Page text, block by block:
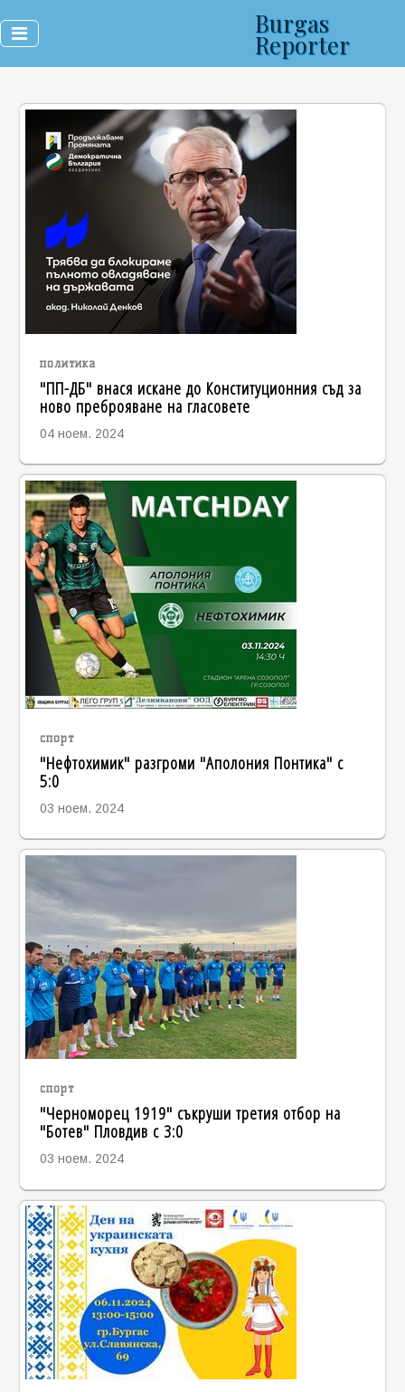
Burgas
Reporter
политика
"ПП-ДБ" внася искане до Конституционния съд за
ново преброяване на гласовете
04 ноем. 2024
спорт
"Нефтохимик" разгроми "Аполония Понтика" с
5:0
03 ноем. 2024
спорт
"Черноморец 1919" съкруши третия отбор на
"Ботев" Пловдив с 3:0
03 ноем. 2024